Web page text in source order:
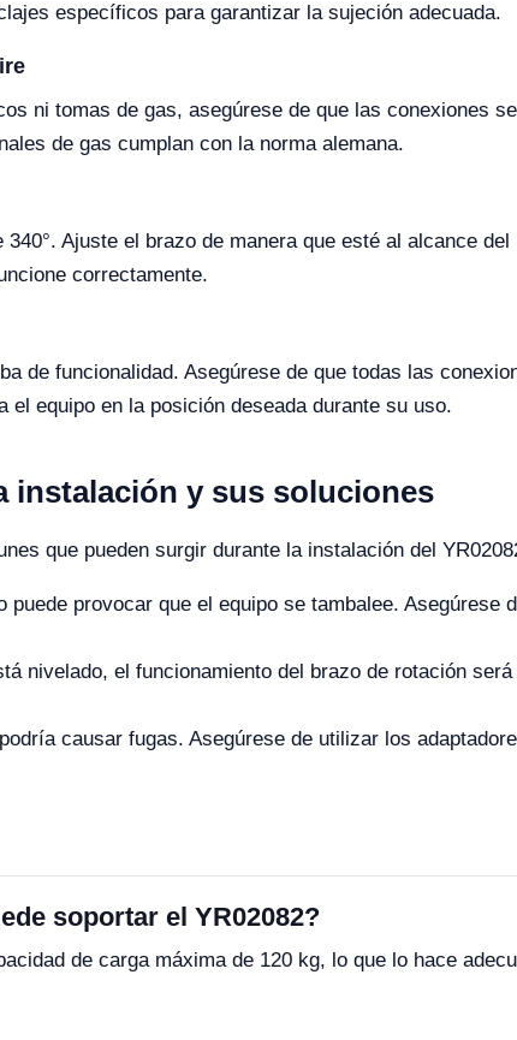
específicos para garantizar la sujeción adecuada.
ni tomas de gas, asegúrese de que las conexiones
de gas cumplan con la norma alemana.
Ajuste el brazo de manera que esté al alcance
correctamente.
de funcionalidad. Asegúrese de que todas las
el equipo en la posición deseada durante su uso.
instalación y sus soluciones
que pueden surgir durante la instalación del
puede provocar que el equipo se tambalee. Asegúrese
nivelado, el funcionamiento del brazo de rotación
causar fugas. Asegúrese de utilizar los
soportar el YR02082?
de carga máxima de 120 kg, lo que lo hace